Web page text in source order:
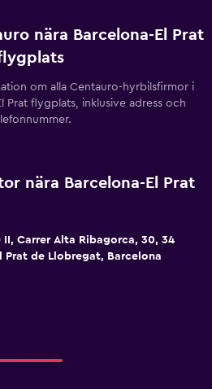
nära Barcelona-El Prat
om alla Centauro-hyrbilsfirmor i
Prat flygplats, inklusive adress och
nära Barcelona-El Prat
II, Carrer Alta Ribagorca, 30, 34
Prat de Llobregat, Barcelona